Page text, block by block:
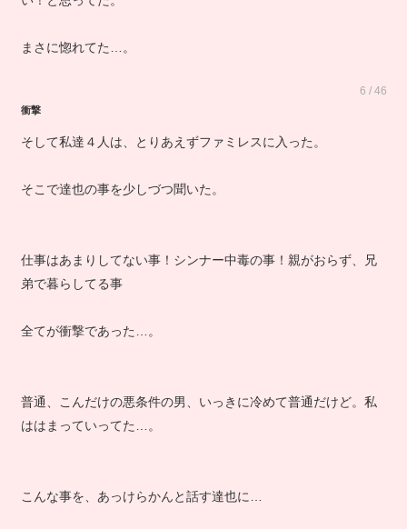
まさに惚れてた…。
6 / 46
衝撃
そして私達４人は、とりあえずファミレスに入った。
そこで達也の事を少しづつ聞いた。
仕事はあまりしてない事！シンナー中毒の事！親がおらず、兄
弟で暮らしてる事
全てが衝撃であった…。
普通、こんだけの悪条件の男、いっきに冷めて普通だけど。私
ははまっていってた…。
こんな事を、あっけらかんと話す達也に…